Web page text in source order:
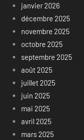
janvier 2026
décembre 2025
novembre 2025
octobre 2025
septembre 2025
août 2025
juillet 2025
juin 2025
mai 2025
avril 2025
mars 2025